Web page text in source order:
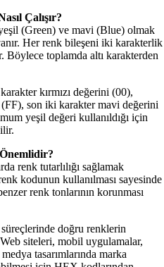
Çalışır?
(Green) ve mavi (Blue) olmak
Her renk bileşeni iki karakterlik
Böylece toplamda altı karakterden
kırmızı değerini (00),
son iki karakter mavi değerini
yeşil değeri kullanıldığı için
renk tutarlılığı sağlamak
kodunun kullanılması sayesinde
renk tonlarının korunması
doğru renklerin
siteleri, mobil uygulamalar,
tasarımlarında marka